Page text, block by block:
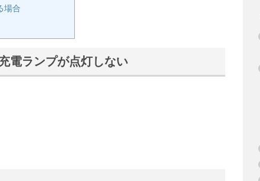
場合
電ランプが点灯しない